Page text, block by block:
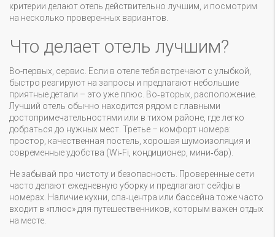
критерии делают отель действительно лучшим, и посмотрим
на несколько проверенных вариантов.
Что делает отель лучшим?
Во-первых, сервис. Если в отеле тебя встречают с улыбкой,
быстро реагируют на запросы и предлагают небольшие
приятные детали – это уже плюс. Во‑вторых, расположение.
Лучший отель обычно находится рядом с главными
достопримечательностями или в тихом районе, где легко
добраться до нужных мест. Третье – комфорт номера:
простор, качественная постель, хорошая шумоизоляция и
современные удобства (Wi‑Fi, кондиционер, мини‑бар).
Не забывай про чистоту и безопасность. Проверенные сети
часто делают ежедневную уборку и предлагают сейфы в
номерах. Наличие кухни, спа‑центра или бассейна тоже часто
входит в «плюс» для путешественников, которым важен отдых
на месте.